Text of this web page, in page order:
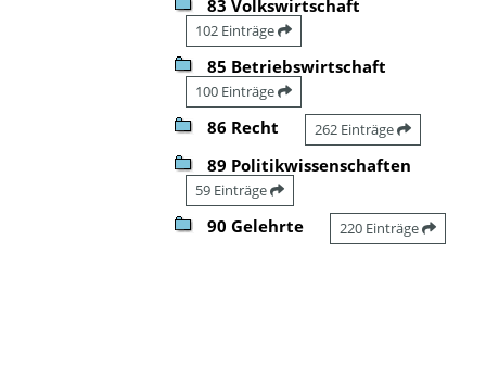
83 Volkswirtschaft
102 Einträge
85 Betriebswirtschaft
100 Einträge
86 Recht 262 Einträge
89 Politikwissenschaften
59 Einträge
90 Gelehrte 220 Einträge